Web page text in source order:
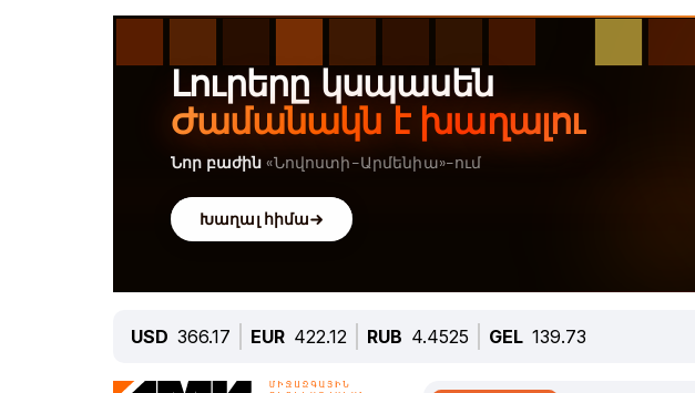
USD 366.17 EUR 422.12 RUB 4.4525 GEL 139.73